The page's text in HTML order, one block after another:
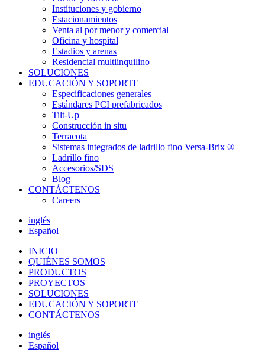
Instituciones y gobierno
Estacionamientos
Venta al por menor y comercial
Oficina y hospital
Estadios y arenas
Residencial multiinquilino
SOLUCIONES
EDUCACIÓN Y SOPORTE
Especificaciones generales
Estándares PCI prefabricados
Tilt-Up
Construcción in situ
Terracota
Sistemas integrados de ladrillo fino Versa-Brix ®
Ladrillo fino
Accesorios/SDS
Blog
CONTÁCTENOS
Careers
inglés
Español
INICIO
QUIÉNES SOMOS
PRODUCTOS
PROYECTOS
SOLUCIONES
EDUCACIÓN Y SOPORTE
CONTÁCTENOS
inglés
Español